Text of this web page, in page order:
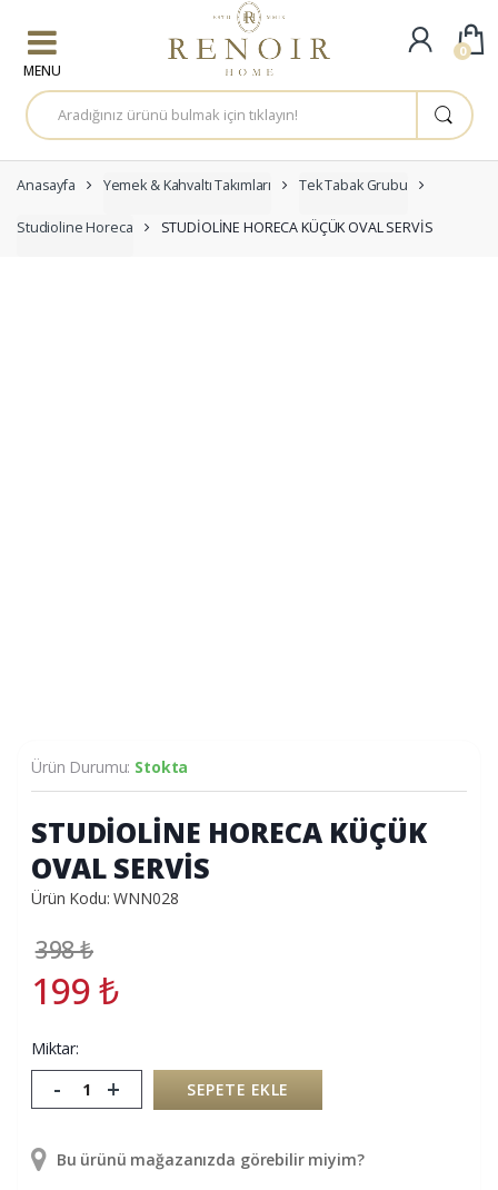
A
r
a
a
:
Anasayfa Yemek & Kahvaltı Takımları Tek Tabak Grubu
Studioline Horeca STUDİOLİNE HORECA KÜÇÜK OVAL SERVİS
Ürün Durumu: Stokta
STUDİOLİNE HORECA KÜÇÜK
OVAL SERVİS
Ürün Kodu: WNN028
398₺
199₺
Miktar:
- + SEPETE EKLE
Bu ürünü mağazanızda görebilir miyim?
0